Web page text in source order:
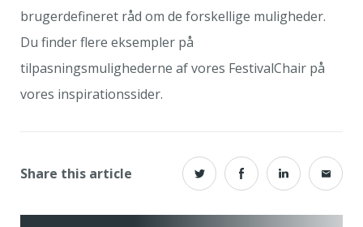
brugerdefineret råd om de forskellige muligheder.
Du finder flere eksempler på
tilpasningsmulighederne af vores FestivalChair på
vores inspirationssider.
Share this article